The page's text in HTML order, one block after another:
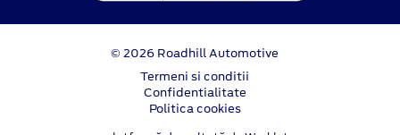
© 2026 Roadhill Automotive
Termeni si conditii
Confidentialitate
Politica cookies